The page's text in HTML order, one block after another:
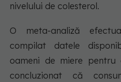
nivelului de colesterol.
O meta-analiză
compilat datele
oameni de miere pentru
concluzionat că